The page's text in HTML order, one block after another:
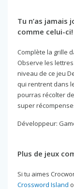
Tu n’as jamais
comme celui-ci!
Complète la grille
Observe les
niveau de ce jeu
qui rentrent dans
pourras récolter
super
Développeur:
Plus de jeux
Si tu aimes
Crossword Island